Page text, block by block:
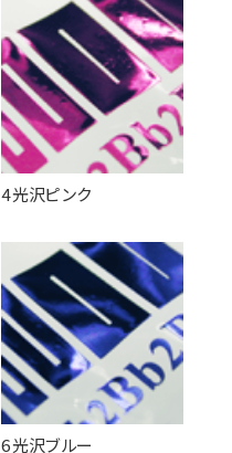
4 光沢ピンク
6 光沢ブルー